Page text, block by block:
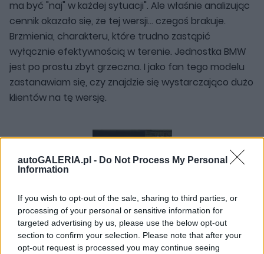
autoGALERIA.pl - Do Not Process My Personal
Information
If you wish to opt-out of the sale, sharing to third parties, or
processing of your personal or sensitive information for
targeted advertising by us, please use the below opt-out
section to confirm your selection. Please note that after your
opt-out request is processed you may continue seeing
ma być "naj" w każdej sytuacji". Ale właśnie analizując
cennik okazało się, że tej wersji... czegoś brakuje.
Brzmienia, charakteru, które trudno zastąpić
wyłącznie efektywnością w terenie. Jednostka BMW
jest po prostu zbyt grzeczna. I jako fan tego modelu
zastanawiam się, czy znajdzie się wystarczająco dużo
klientów na tę wersję.
Marcin Napieraj